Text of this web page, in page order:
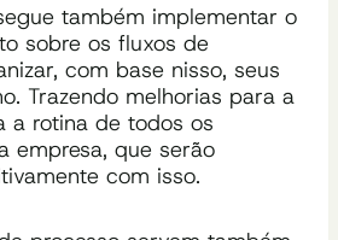
também implementar o
sobre os fluxos de
com base nisso, seus
Trazendo melhorias para a
a rotina de todos os
empresa, que serão
com isso.